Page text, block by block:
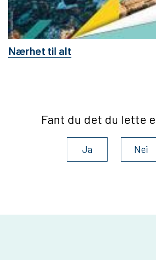
Nærhet til alt
Fant du det du lette
Ja Nei